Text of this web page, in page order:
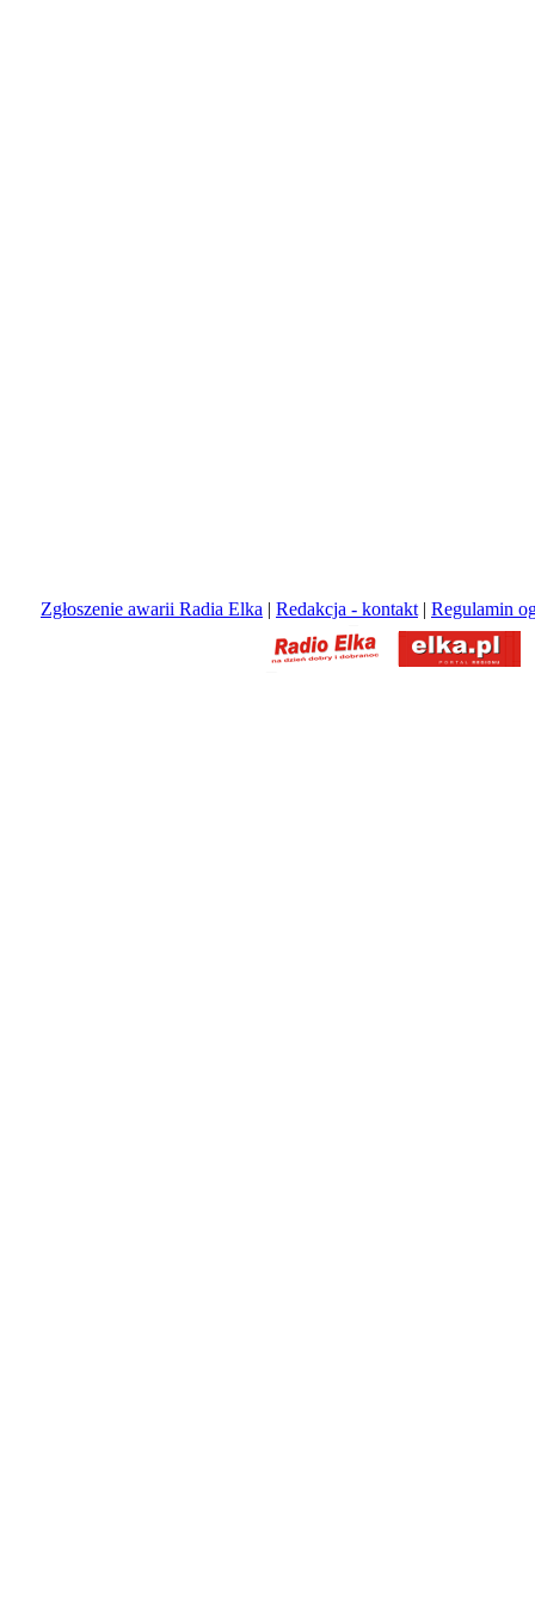
Zgłoszenie awarii Radia Elka | Redakcja - kontakt | Regulamin